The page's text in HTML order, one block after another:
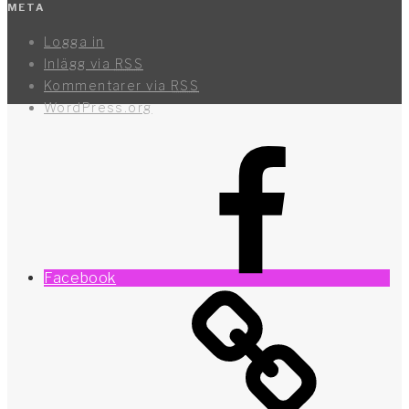
META
Logga in
Inlägg via RSS
Kommentarer via RSS
WordPress.org
Facebook